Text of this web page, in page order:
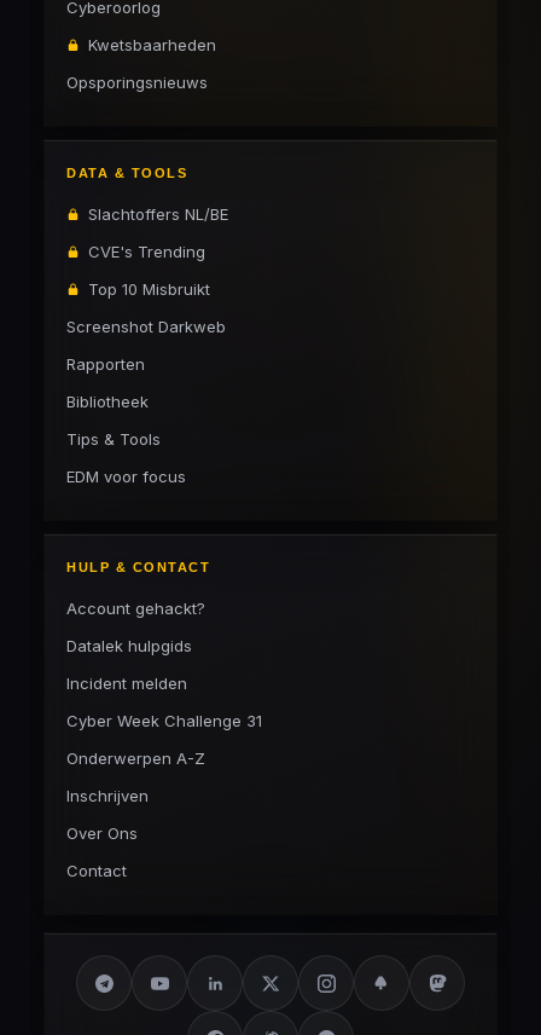
Cyberoorlog
Kwetsbaarheden
Opsporingsnieuws
DATA & TOOLS
Slachtoffers NL/BE
CVE's Trending
Top 10 Misbruikt
Screenshot Darkweb
Rapporten
Bibliotheek
Tips & Tools
EDM voor focus
HULP & CONTACT
Account gehackt?
Datalek hulpgids
Incident melden
Cyber Week Challenge 31
Onderwerpen A-Z
Inschrijven
Over Ons
Contact